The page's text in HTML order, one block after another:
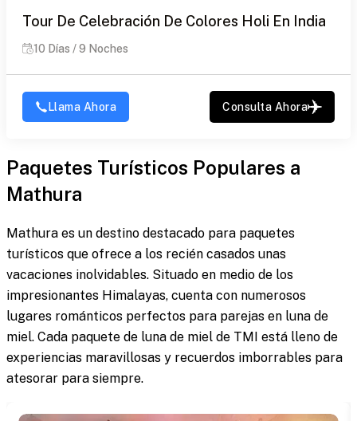
Tour De Celebración De Colores Holi En India
10 Días / 9 Noches
Llama Ahora Consulta Ahora
Paquetes Turísticos Populares a
Mathura
Mathura es un destino destacado para paquetes
turísticos que ofrece a los recién casados unas
vacaciones inolvidables. Situado en medio de los
impresionantes Himalayas, cuenta con numerosos
lugares románticos perfectos para parejas en luna de
miel. Cada paquete de luna de miel de TMI está lleno de
experiencias maravillosas y recuerdos imborrables para
atesorar para siempre.